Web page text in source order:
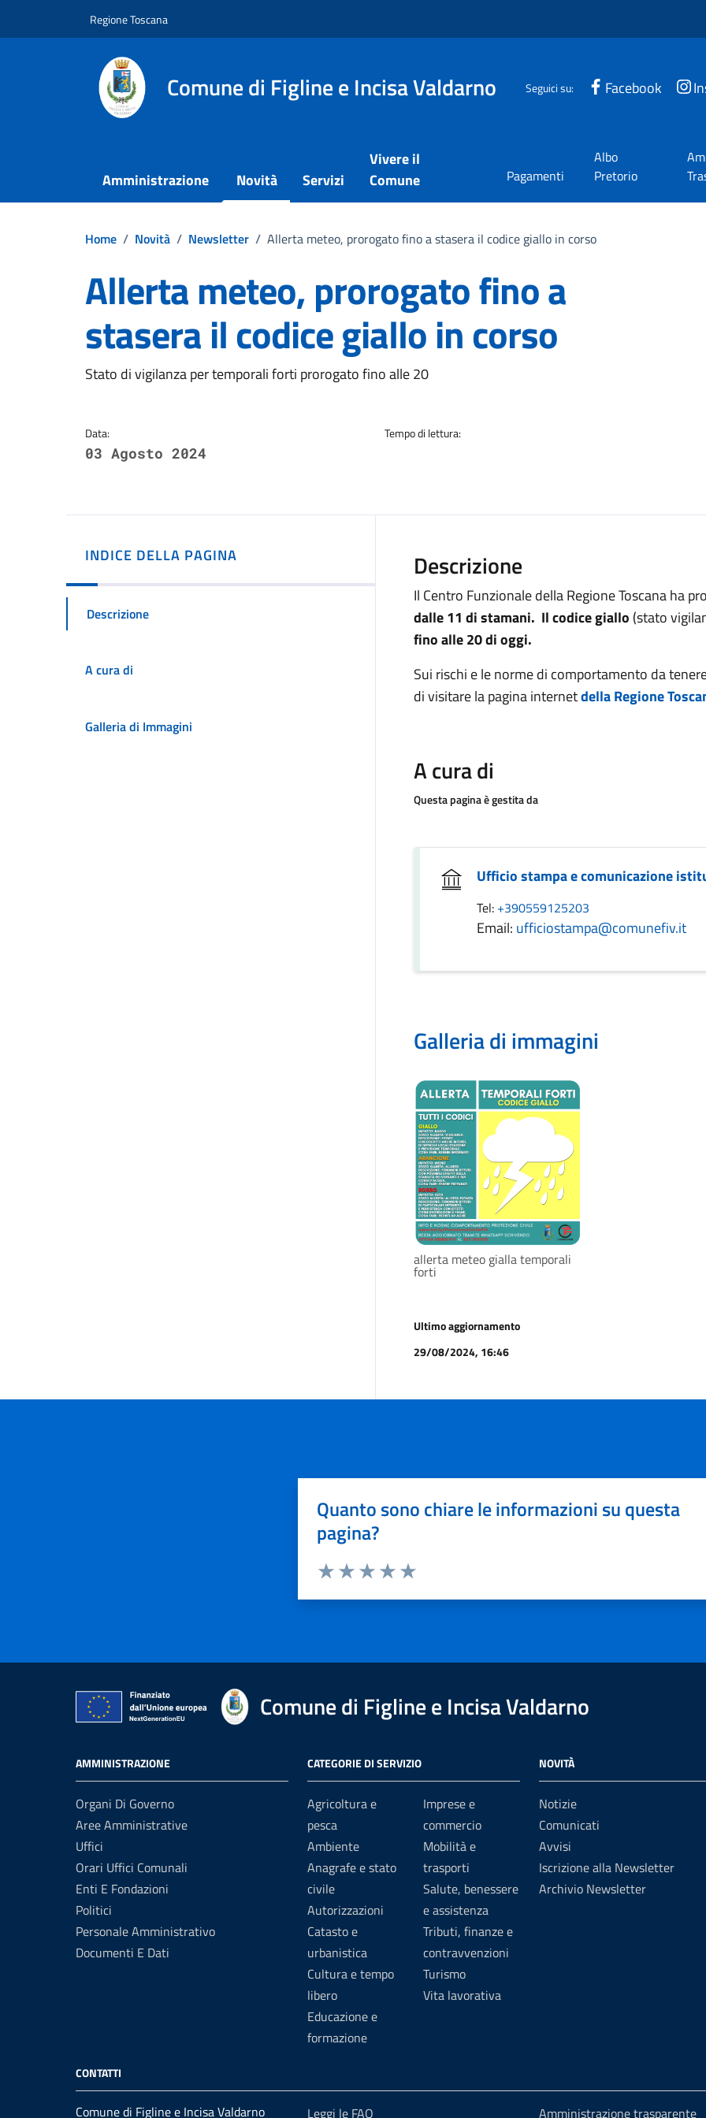
Regione Toscana
Comune di Figline e Incisa Valdarno Seguici su: Facebook
Amministrazione Novità Servizi
Vivere il
Comune
Pagamenti
Albo
Pretorio
Home / Novità / Newsletter / Allerta meteo, prorogato fino a stasera il codice giallo in corso
Allerta meteo, prorogato fino a
stasera il codice giallo in corso
Dettagli della notizia
Stato di vigilanza per temporali forti prorogato fino alle 20
Data:
03 Agosto 2024
Tempo di lettura:
INDICE DELLA PAGINA
Descrizione
A cura di
Galleria di Immagini
Descrizione
Il Centro Funzionale della Regione Toscana ha
dalle 11 di stamani. Il codice giallo (stato
fino alle 20 di oggi.
Sui rischi e le norme di comportamento da
di visitare la pagina internetdella Regione
A cura di
Questa pagina è gestita da
Ufficio stampa e comunicazione
Tel: +390559125203
Email: ufficiostampa@comunefiv.it
Galleria di immagini
allerta meteo gialla temporali
forti
Ultimo aggiornamento
29/08/2024, 16:46
Quanto sono chiare le informazioni su questa
pagina?
Comune di Figline e Incisa Valdarno
AMMINISTRAZIONE
Organi Di Governo
Aree Amministrative
Uffici
Orari Uffici Comunali
Enti E Fondazioni
Politici
Personale Amministrativo
Documenti E Dati
CATEGORIE DI SERVIZIO
Agricoltura e
pesca
Ambiente
Anagrafe e stato
civile
Autorizzazioni
Catasto e
urbanistica
Cultura e tempo
libero
Educazione e
formazione
Imprese e
commercio
Mobilità e
trasporti
Salute, benessere
e assistenza
Tributi, finanze e
contravvenzioni
Turismo
Vita lavorativa
NOVITÀ
Notizie
Comunicati
Avvisi
Iscrizione alla Newsletter
Archivio Newsletter
CONTATTI
Comune di Figline e Incisa Valdarno Leggi le FAQ Amministrazione trasparente